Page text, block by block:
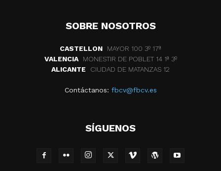
SOBRE NOSOTROS
CASTELLON
MAYOR 100 3º 17ª
VALENCIA
MONESTIR DE POBLET 14 1ª 3º
ALICANTE
CIUDAD DE MATANZAS 12
Contáctanos: fbcv@fbcv.es
SÍGUENOS